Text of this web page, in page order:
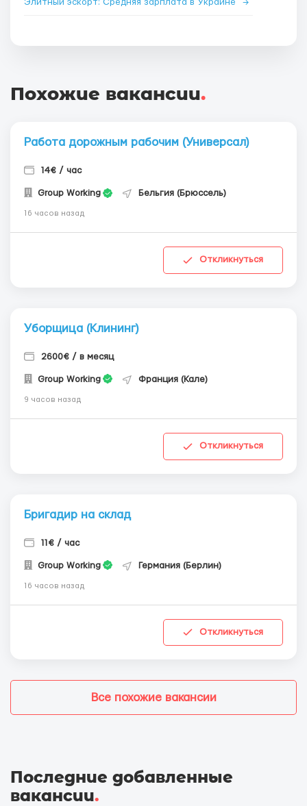
Элитный эскорт: Средняя зарплата в Украине →
Похожие вакансии.
Работа дорожным рабочим (Универсал)
14€ / час
Group Working Бельгия (Брюссель)
16 часов назад
Откликнуться
Уборщица (Клининг)
2600€ / в месяц
Group Working Франция (Кале)
9 часов назад
Откликнуться
Бригадир на склад
11€ / час
Group Working Германия (Берлин)
16 часов назад
Откликнуться
Все похожие вакансии
Последние добавленные
вакансии.